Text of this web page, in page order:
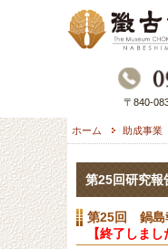
〒840-
ホーム 助成事業
第25回研究報
第25回 鍋島
【終了しまし